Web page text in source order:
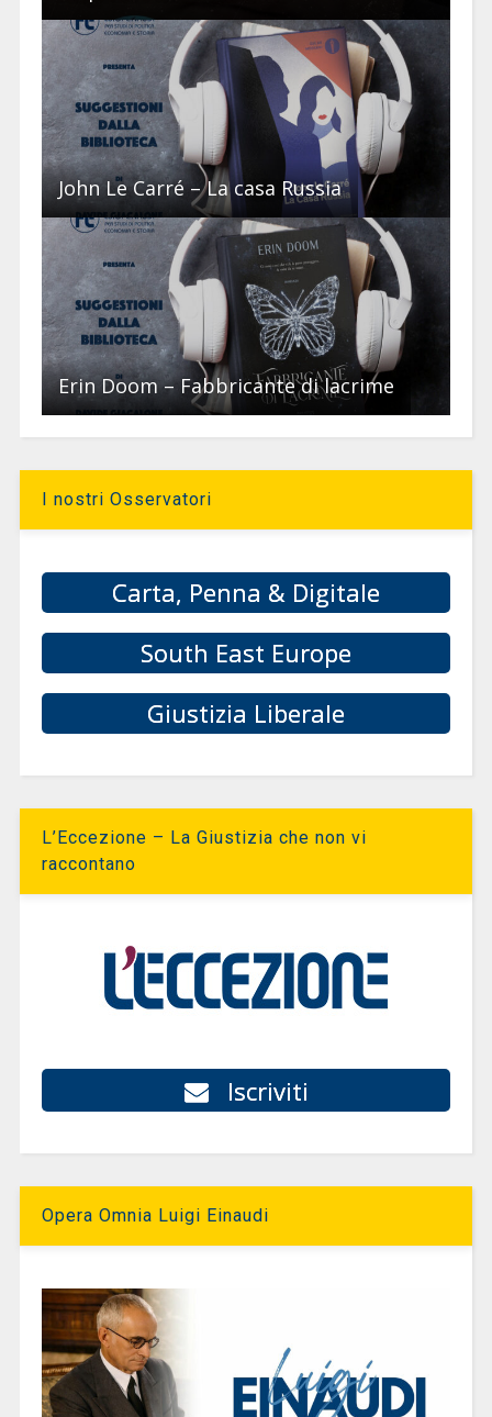
John Le Carré – La casa Russia
Erin Doom – Fabbricante di lacrime
I nostri Osservatori
Carta, Penna & Digitale
South East Europe
Giustizia Liberale
L’Eccezione – La Giustizia che non vi
raccontano
Iscriviti
Opera Omnia Luigi Einaudi